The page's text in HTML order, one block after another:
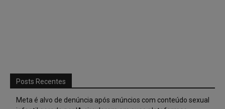
Posts Recentes
Meta é alvo de denúncia após anúncios com conteúdo sexual